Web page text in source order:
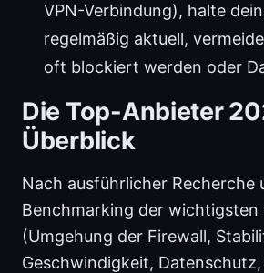
VPN-Verbindung), halte
regelmäßig aktuell,
oft blockiert werden oder
Die Top-Anbieter
Überblick
Nach ausführlicher Recherche
Benchmarking der wichtigsten
(Umgehung der Firewall,
Geschwindigkeit,